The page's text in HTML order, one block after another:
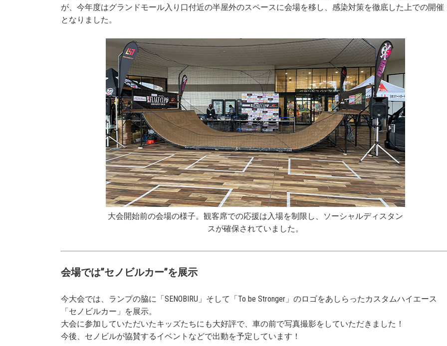
が、今年度はグランドモール入り口付近の半屋外のスペースに会場を移し、感染対策を徹底した上での開催
となりました。
大会開始前の会場の様子。観客席での応援は入場を制限し、ソーシャルディスタン
スが確保されていました。
会場では”セノビルカー”を展示
今大会では、ランプの脇に「SENOBIRU」そして「To be Stronger」のロゴをあしらったカスタムハイエース
「セノビルカー」を展示。
大会に参加していただいたキッズたちにも大好評で、車の前で写真撮影をしていただきました！
今後、 セノビルが協賛するイベントなどで出動を予定しています！